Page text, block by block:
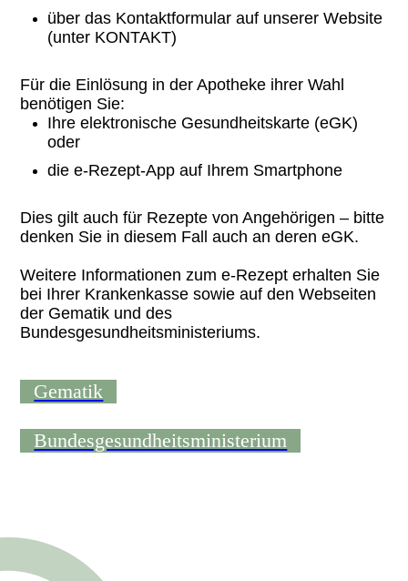
über das Kontaktformular auf unserer Website
(unter KONTAKT)
Für die Einlösung in der Apotheke ihrer Wahl
benötigen Sie:
Ihre elektronische Gesundheitskarte (eGK)
oder
die e-Rezept-App auf Ihrem Smartphone
Dies gilt auch für Rezepte von Angehörigen – bitte
denken Sie in diesem Fall auch an deren eGK.
Weitere Informationen zum e-Rezept erhalten Sie
bei Ihrer Krankenkasse sowie auf den Webseiten
der Gematik und des
Bundesgesundheitsministeriums.
Gematik
Bundesgesundheitsministerium